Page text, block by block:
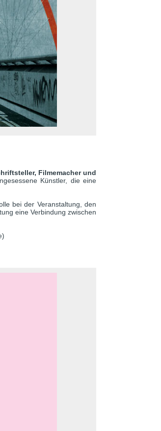
Filmemacher und
Künstler, die eine
bei der Veranstaltung, den
eine Verbindung zwischen